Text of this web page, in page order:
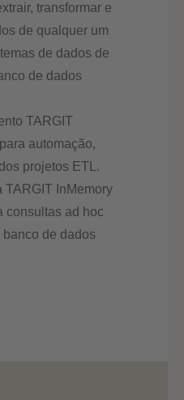
transformar e
de qualquer um
de dados de
de dados
TARGIT
automação,
projetos ETL.
TARGIT InMemory
consultas ad hoc
banco de dados